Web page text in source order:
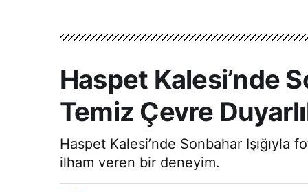
Haspet Kalesi’nde
Temiz Çevre
Haspet Kalesi’nde Sonbahar
ilham veren bir deneyim.